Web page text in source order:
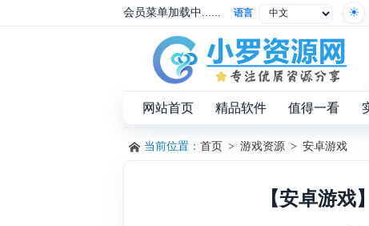
会员菜单加载中...... 语言
网站首页 精品软件 值得一看
当前位置： 首页 > 游戏资源 > 安卓游戏
【安卓游戏